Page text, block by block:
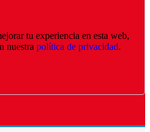
tu experiencia en esta web,
nuestra política de privacidad.